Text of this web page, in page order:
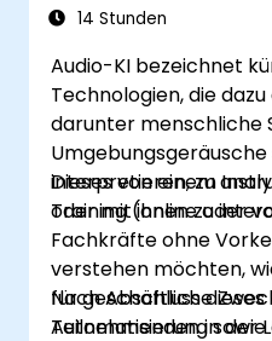
14 Stunden
Audio-KI bezeichnet
Technologien, die
darunter menschliche
Umgebungsgeräusche
interpretieren, zu
oder mit ihnen zu
Dieses von einem
Training (online oder
Fachkräfte ohne
verstehen möchten,
für geschäftliche
Automatisierung
Nach Abschluss
Teilnehmenden in der